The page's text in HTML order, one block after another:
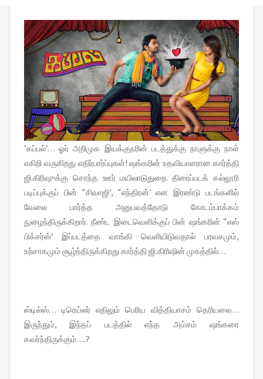
‘கப்பல்’… ஓர் அறிமுக இயக்குநரின் படத்துக்கு நாளுக்கு நாள்
எகிறி வருகிறது எதிர்பார்ப்புகள்! ஷங்கரின் உதவியாளரான கார்த்தி
ஜி.கிரிஷுக்கு சொந்த ஊர் மயிலாடுதுறை. திரைப்படக் கல்லூரி
படிப்புக்குப் பின் “சிவாஜி’, “எந்திரன்’ என இரண்டு படங்களில்
வேலை பார்த்த அனுபவத்தோடு கோடம்பாக்கம்
நுழைந்திருக்கிறார். நீண்ட இடைவெளிக்குப் பின் ஷங்கரின் “எஸ்
பிக்சர்ஸ்’ இப்படத்தை வாங்கி வெளியிடுவதால் பரவசமும்,
உற்சாகமும் சூழ்ந்திருக்கிறது கார்த்தி ஜி.கிரிஷின் முகத்தில்…
ஸ்டில்ஸ்… டிரெய்லர் எதிலும் பெரிய வித்தியாசம் தெரியலை…
இருந்தும், இந்தப் படத்தில் எந்த அம்சம் ஷங்கரை
கவர்ந்திருக்கும்….?